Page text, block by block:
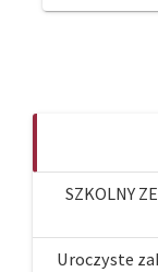
SZKOLNY
Uroczyste